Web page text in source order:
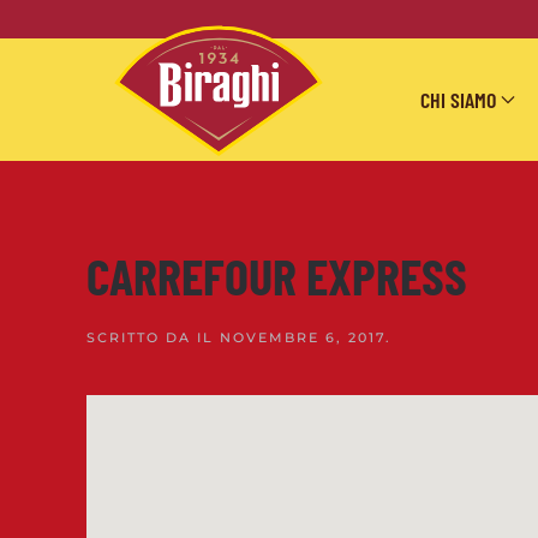
Skip to main content
CHI SIAMO
CARREFOUR EXPRESS
SCRITTO DA IL NOVEMBRE 6, 2017.